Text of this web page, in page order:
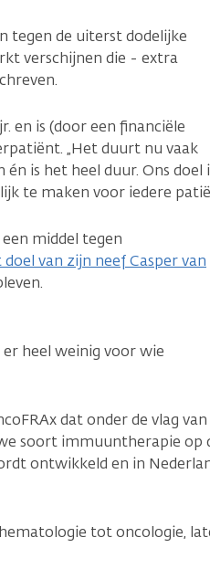
tegen de uiterst dodelijke
verschijnen die - extra
en is (door een financiële
„Het duurt nu vaak
is het heel duur. Ons doel
te maken voor iedere
een middel tegen
doel van zijn neef Casper van
heel weinig voor wie
dat onder de vlag van
soort immuuntherapie op
ontwikkeld en in
tot oncologie,